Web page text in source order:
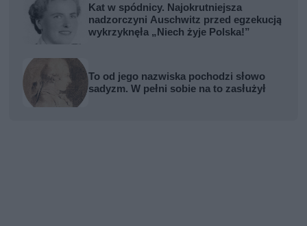
Kat w spódnicy. Najokrutniejsza
nadzorczyni Auschwitz przed egzekucją
wykrzyknęła „Niech żyje Polska!”
To od jego nazwiska pochodzi słowo
sadyzm. W pełni sobie na to zasłużył